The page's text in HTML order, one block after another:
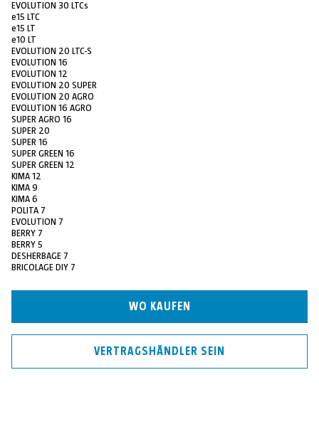
EVOLUTION 30 LTCs
e15 LTC
e15 LT
e10 LT
EVOLUTION 20 LTC-S
EVOLUTION 16
EVOLUTION 12
EVOLUTION 20 SUPER
EVOLUTION 20 AGRO
EVOLUTION 16 AGRO
SUPER AGRO 16
SUPER 20
SUPER 16
SUPER GREEN 16
SUPER GREEN 12
KIMA 12
KIMA 9
KIMA 6
POLITA 7
EVOLUTION 7
BERRY 7
BERRY 5
DESHERBAGE 7
BRICOLAGE DIY 7
WO KAUFEN
VERTRAGSHÄNDLER SEIN